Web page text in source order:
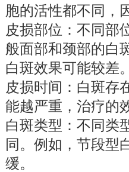
胞的活性都不同，
皮损部位：不同部
般面部和颈部的白
白斑效果可能较差。
皮损时间：白斑存
能越严重，治疗的
白斑类型：不同类
同。例如，节段型
缓。